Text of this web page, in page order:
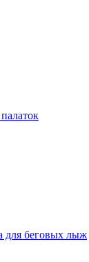
для беговых лыж